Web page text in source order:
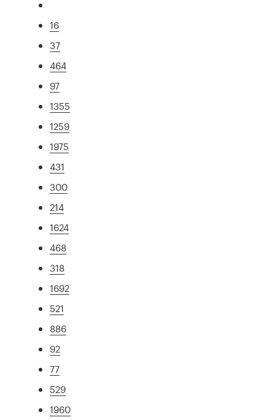
16
37
464
97
1355
1259
1975
431
300
214
1624
468
318
1692
521
886
92
77
529
1960